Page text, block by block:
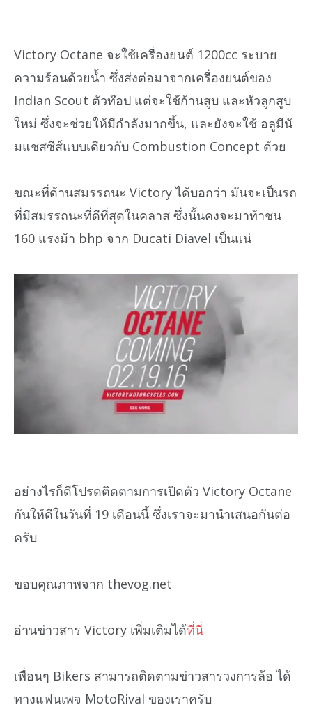
Victory Octane จะใช้เครื่องยนต์ 1200cc ระบาย
ความร้อนด้วยน้ำ ซึ่งส่งต่อมาจากเครื่องยนต์ของ
Indian Scout ตัวท๊อป แต่จะใช้ก้านสูบ และหัวลูกสูบ
ใหม่ ซึ่งจะช่วยให้มีกำลังมากขึ้น, และยังจะใช้ อลูมีนั
มแชสซีส์แบบเดียวกับ Combustion Concept ด้วย
ขณะที่ด้านสมรรถนะ Victory ได้บอกว่า มันจะเป็นรถ
ที่มีสมรรถนะที่ดีที่สุดในคลาส ซึ่งนั้นคงจะมาท้าชน
160 แรงม้า bhp จาก Ducati Diavel เป็นแน่
อย่างไรก็ดีโปรดติดตามการเปิดตัว Victory Octane
กันให้ดีในวันที่ 19 เดือนนี้ ซึ่งเราจะมานำเสนอกันต่อ
ครับ
ขอบคุณภาพจาก thevog.net
อ่านข่าวสาร Victory เพิ่มเติมได้ที่นี่
เพื่อนๆ Bikers สามารถติดตามข่าวสารวงการล้อ ได้
ทางแฟนเพจ MotoRival ของเราครับ